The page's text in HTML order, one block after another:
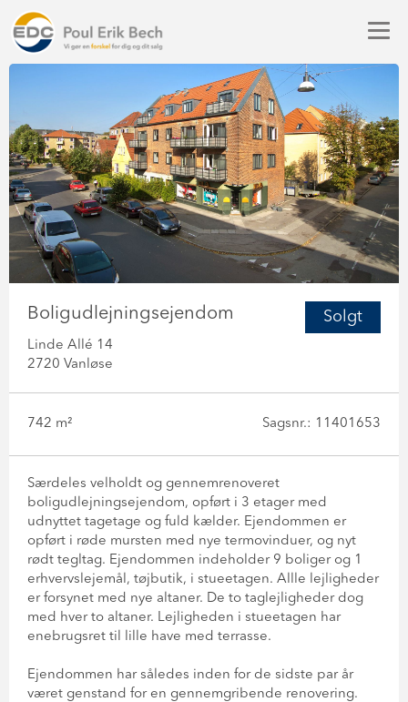
Solgt
Boligudlejningsejendom
Linde Allé 14
2720 Vanløse
742 m² Sagsnr.: 11401653
Særdeles velholdt og gennemrenoveret
boligudlejningsejendom, opført i 3 etager med
udnyttet tagetage og fuld kælder. Ejendommen er
opført i røde mursten med nye termovinduer, og nyt
rødt tegltag. Ejendommen indeholder 9 boliger og 1
erhvervslejemål, tøjbutik, i stueetagen. Allle lejligheder
er forsynet med nye altaner. De to taglejligheder dog
med hver to altaner. Lejligheden i stueetagen har
enebrugsret til lille have med terrasse.
Ejendommen har således inden for de sidste par år
været genstand for en gennemgribende renovering.